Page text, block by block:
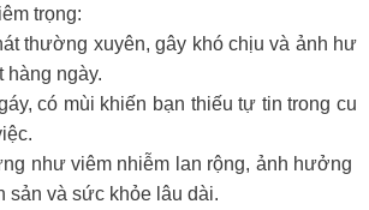
trọng:
thường xuyên, gây khó chịu và ảnh hư
hàng ngày.
có mùi khiến bạn thiếu tự tin trong cu
như viêm nhiễm lan rộng, ảnh hưởng
sản và sức khỏe lâu dài.